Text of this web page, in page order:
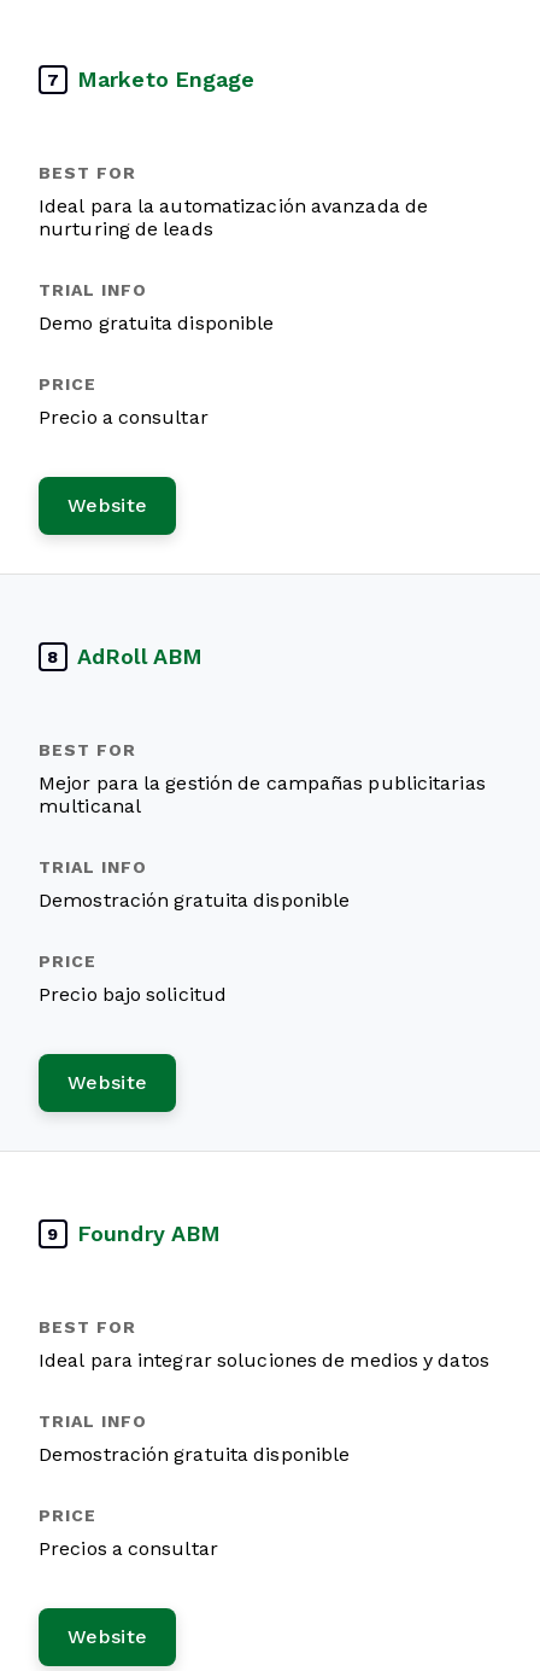
7 Marketo Engage
Ideal para la automatización avanzada de
nurturing de leads
Demo gratuita disponible
Precio a consultar
Website
8 AdRoll ABM
Mejor para la gestión de campañas publicitarias
multicanal
Demostración gratuita disponible
Precio bajo solicitud
Website
9 Foundry ABM
Ideal para integrar soluciones de medios y datos
Demostración gratuita disponible
Precios a consultar
Website